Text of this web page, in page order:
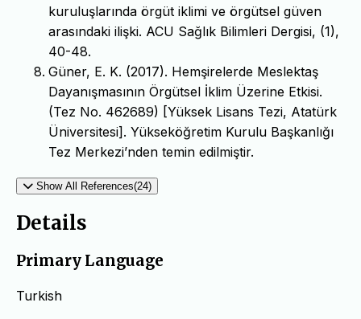
kuruluşlarında örgüt iklimi ve örgütsel güven
arasındaki ilişki. ACU Sağlık Bilimleri Dergisi, (1),
40-48.
Güner, E. K. (2017). Hemşirelerde Meslektaş
Dayanışmasının Örgütsel İklim Üzerine Etkisi.
(Tez No. 462689) [Yüksek Lisans Tezi, Atatürk
Üniversitesi]. Yükseköğretim Kurulu Başkanlığı
Tez Merkezi’nden temin edilmiştir.
Show All References(24)
Details
Primary Language
Turkish